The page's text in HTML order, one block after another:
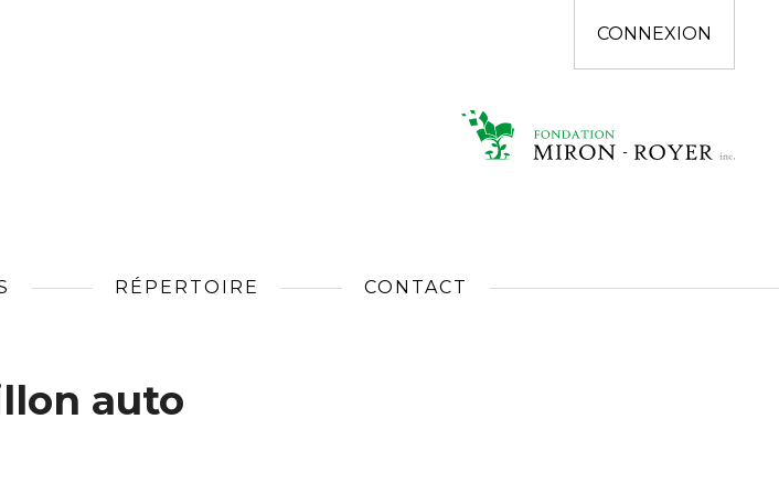
CONNEXION
RÉPERTOIRE CONTACT
auto